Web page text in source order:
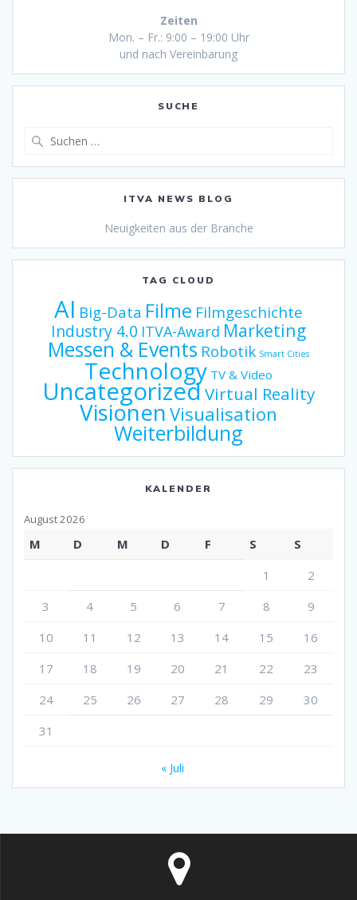
Zeiten
Mon. – Fr.: 9:00 – 19:00 Uhr
und nach Vereinbarung
SUCHE
ITVA NEWS BLOG
Neuigkeiten aus der Branche
TAG CLOUD
AI Big-Data Filme Filmgeschichte
Industry 4.0 ITVA-Award Marketing
Messen & Events Robotik Smart Cities
Technology TV & Video
UncategorizedVirtual Reality
Visionen Visualisation
Weiterbildung
KALENDER
August 2026
M D M D F S
S
1
2
3
4 5 6 7 8
9
10
11 12 13 14 15
16
17
18 19 20 21 22
23
24
25 26 27 28 29
30
31
« Juli